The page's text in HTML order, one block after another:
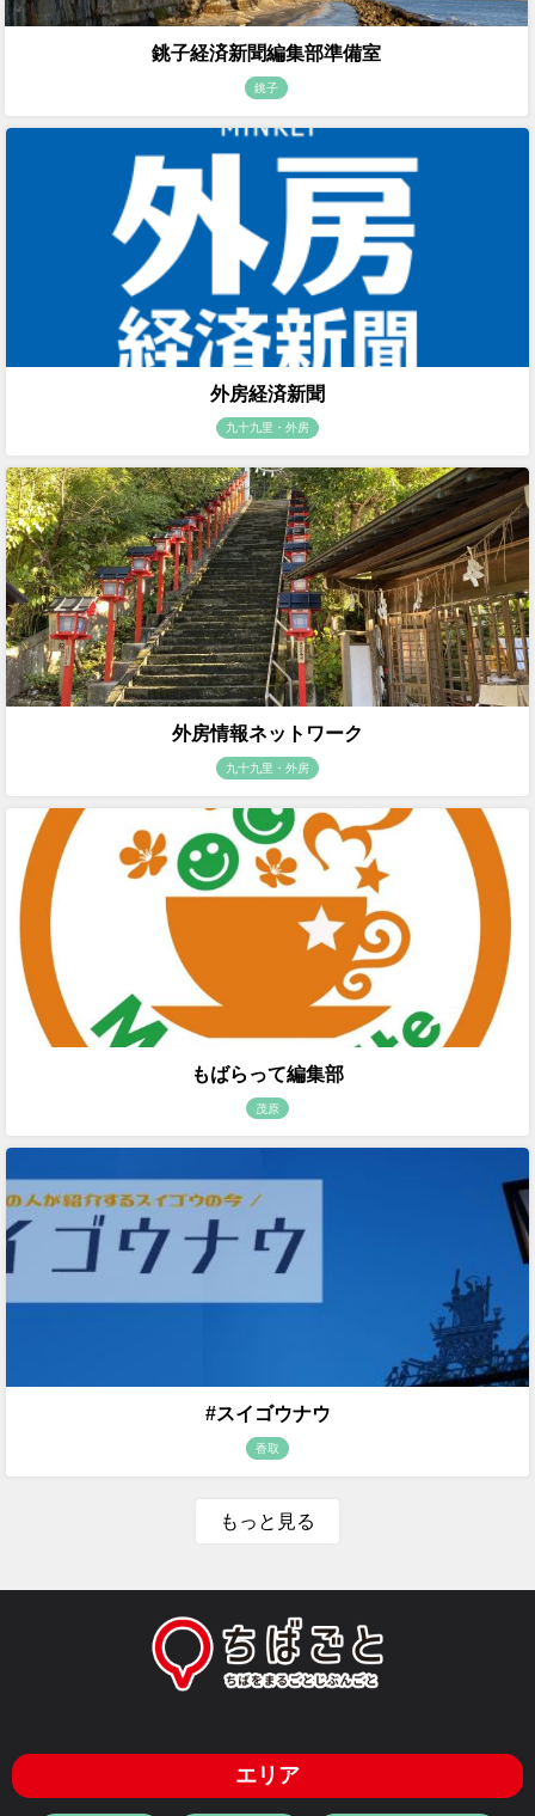
銚子経済新聞編集部準備室
銚子
外房経済新聞
九十九里・外房
外房情報ネットワーク
九十九里・外房
もばらって編集部
茂原
#スイゴウナウ
香取
もっと見る
エリア